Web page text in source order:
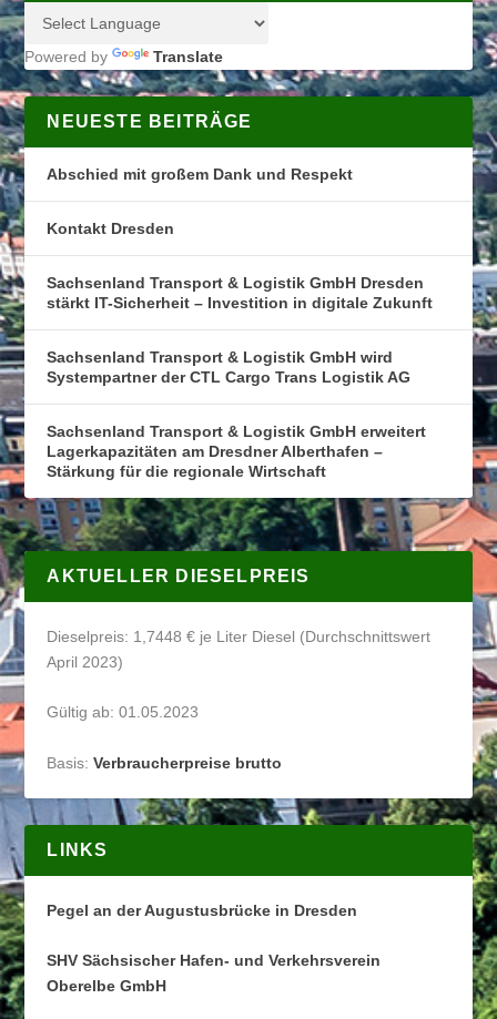
Powered by Translate
NEUESTE BEITRÄGE
Abschied mit großem Dank und Respekt
Kontakt Dresden
Sachsenland Transport & Logistik GmbH Dresden
stärkt IT-Sicherheit – Investition in digitale Zukunft
Sachsenland Transport & Logistik GmbH wird
Systempartner der CTL Cargo Trans Logistik AG
Sachsenland Transport & Logistik GmbH erweitert
Lagerkapazitäten am Dresdner Alberthafen –
Stärkung für die regionale Wirtschaft
AKTUELLER DIESELPREIS
Dieselpreis: 1,7448 € je Liter Diesel (Durchschnittswert
April 2023)
Gültig ab: 01.05.2023
Basis:Verbraucherpreise brutto
LINKS
Pegel an der Augustusbrücke in Dresden
SHV Sächsischer Hafen- und Verkehrsverein
Oberelbe GmbH